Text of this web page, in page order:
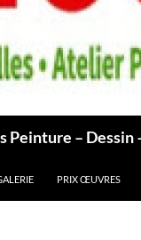
Peinture –
PRIX ŒUVRES